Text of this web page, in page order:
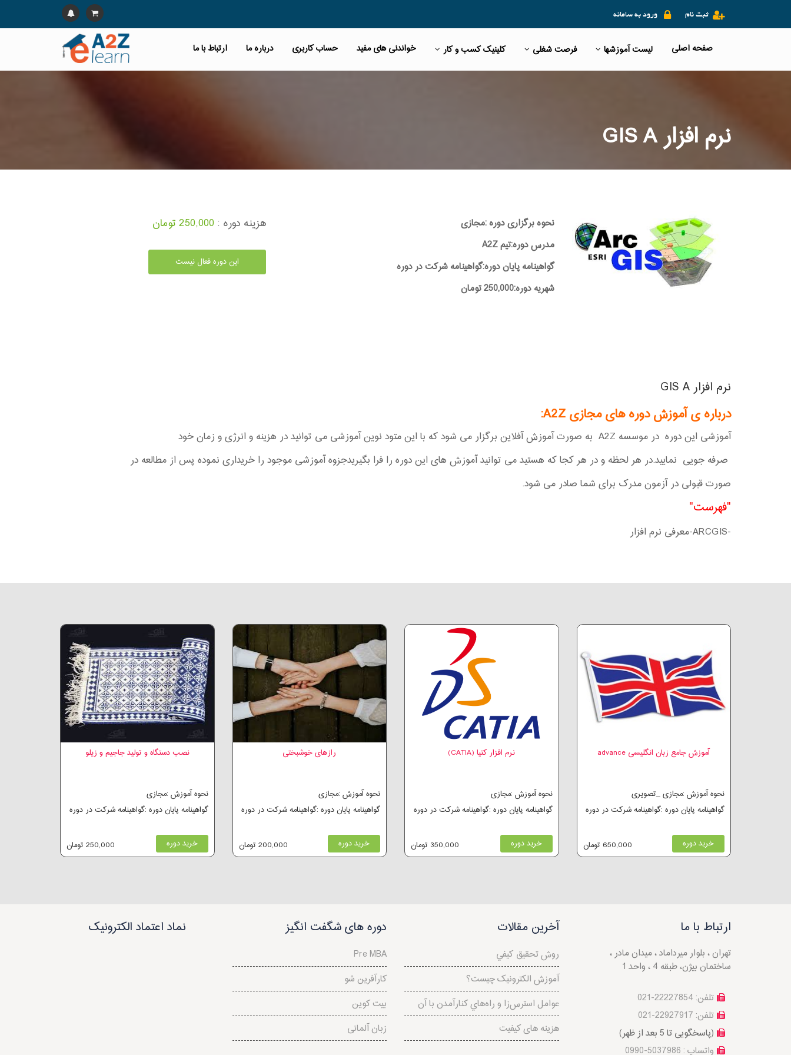
ورود به سامانه ثبت نام
صفحه اصلی لیست آموزشها فرصت شغلی کلینیک کسب و کار خواندنی های مفید حساب کاربری درباره ما ارتباط با ما
نرم افزار GIS A
نحوه برگزاری دوره :مجازی
مدرس دوره:تیم A2Z
گواهینامه پایان دوره:گواهینامه شرکت در دوره
شهریه دوره:250,000 تومان
هزینه دوره : 250,000 تومان
این دوره فعال نیست
نرم افزار GIS A
درباره ی آموزش دوره های مجازی A2Z :
آموزشی این دوره در موسسه A2Z به صورت آموزش آفلاین برگزار می شود که با این متود نوین آموزشی می توانید در هزینه و انرژی و زمان خود
صرفه جویی نمایید.در هر لحظه و در هر کجا که هستید می توانید آموزش های این دوره را فرا بگیریدجزوه آموزشی موجود را خریداری نموده پس از مطالعه در
صورت قبولی در آزمون مدرک برای شما صادر می شود.
"فهرست"
-ARCGIS-معرفی نرم افزار
نصب دستگاه و تولید جاجیم و زیلو
نحوه آموزش :مجازی
گواهینامه پایان دوره :گواهینامه شرکت در دوره
خرید دوره 250,000 تومان
رازهای خوشبختی
نحوه آموزش :مجازی
گواهینامه پایان دوره :گواهینامه شرکت در دوره
خرید دوره 200,000 تومان
نرم افزار کتیا (CATIA)
نحوه آموزش :مجازی
گواهینامه پایان دوره :گواهینامه شرکت در دوره
خرید دوره 350,000 تومان
آموزش جامع زبان انگلیسی advance
نحوه آموزش :مجازی _تصویری
گواهینامه پایان دوره :گواهینامه شرکت در دوره
خرید دوره 650,000 تومان
ارتباط با ما
تهران ، بلوار میرداماد ، میدان مادر ،
ساختمان بیژن، طبقه 4 ، واحد 1
تلفن: 22227854-021
تلفن: 22927917-021
(پاسخگویی تا 5 بعد از ظهر)
واتساپ : 5037986-0990
آخرین مقالات
روش تحقيق كيفي
آموزش الکترونیک چیست؟
عوامل استرس‌‌زا و راه‌هاي کنارآمدن با آن
هزینه های کیفیت
دوره های شگفت انگیز
Pre MBA
کارآفرین شو
بیت کوین
زبان آلمانی
نماد اعتماد الکترونیک